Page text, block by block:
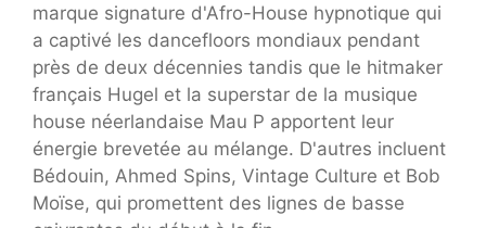
marque signature d'Afro-House hypnotique qui
a captivé les dancefloors mondiaux pendant
près de deux décennies tandis que le hitmaker
français Hugel et la superstar de la musique
house néerlandaise Mau P apportent leur
énergie brevetée au mélange. D'autres incluent
Bédouin, Ahmed Spins, Vintage Culture et Bob
Moïse, qui promettent des lignes de basse